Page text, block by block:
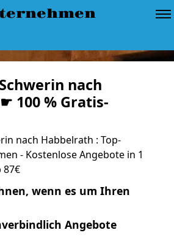
nach
100 % Gratis-
nach Habbelrath : Top-
- Kostenlose Angebote in 1
87€
wenn es um Ihren
Angebote